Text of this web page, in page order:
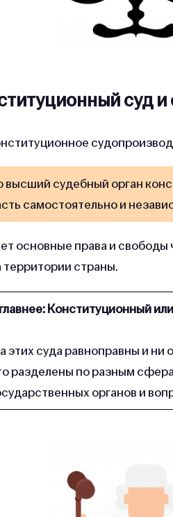
суд
высший судебный орган
самостоятельно и
основные права и свободы
страны.
Конституционный
суда равноправны и ни
разделены по разным
органов и